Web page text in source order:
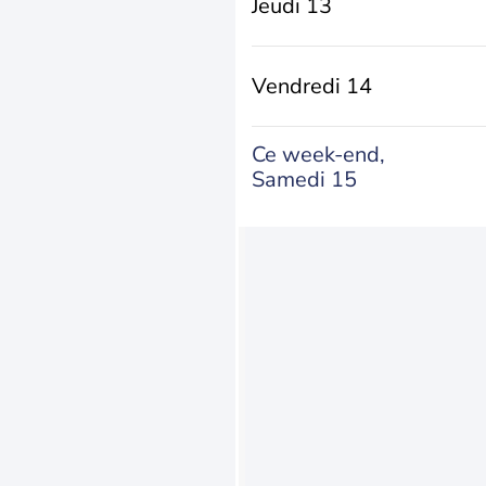
Jeudi 13
Vendredi 14
Ce week-end,
Samedi 15